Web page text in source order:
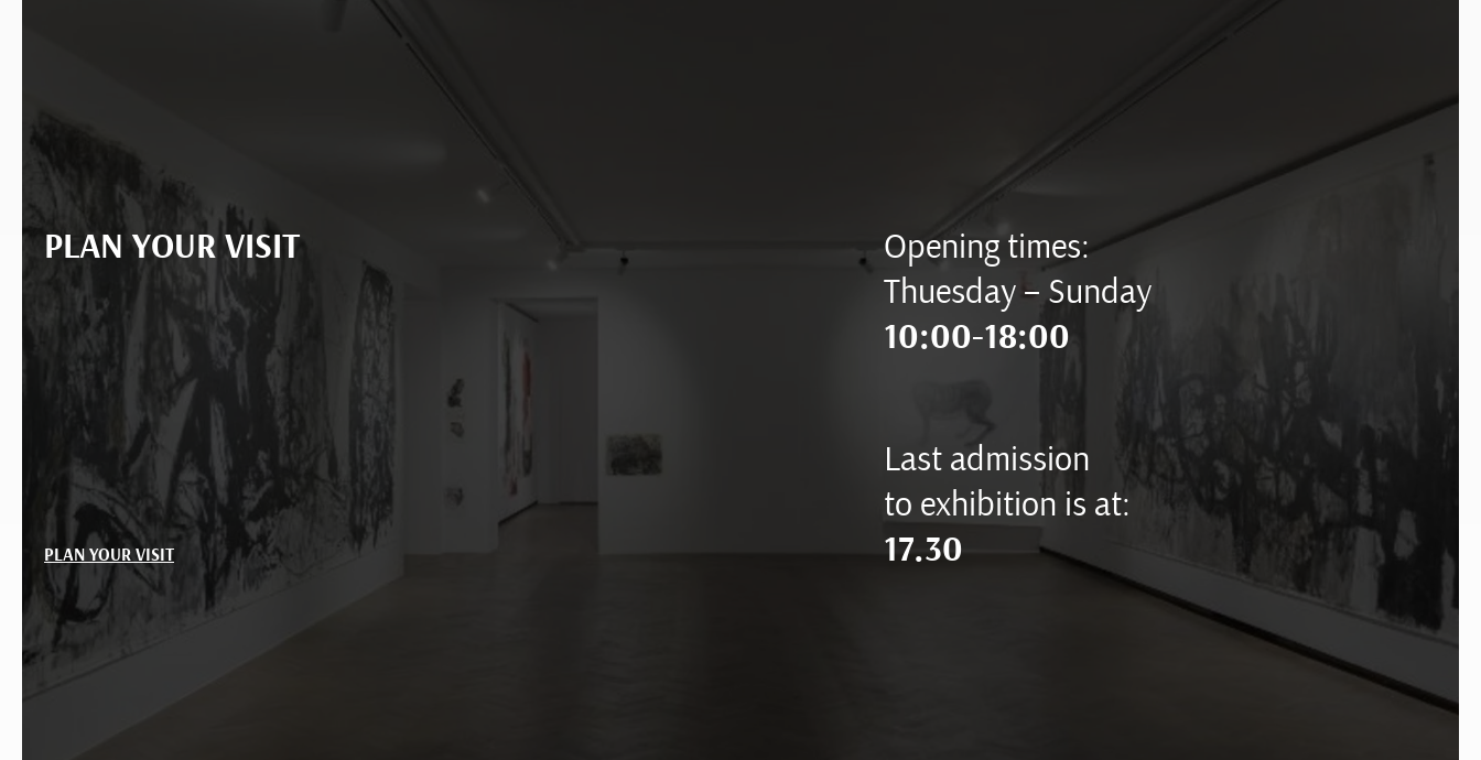
PLAN YOUR VISIT
Opening times:
Thuesday – Sunday
10:00-18:00
Last admission
to exhibition is at:
17.30
PLAN YOUR VISIT